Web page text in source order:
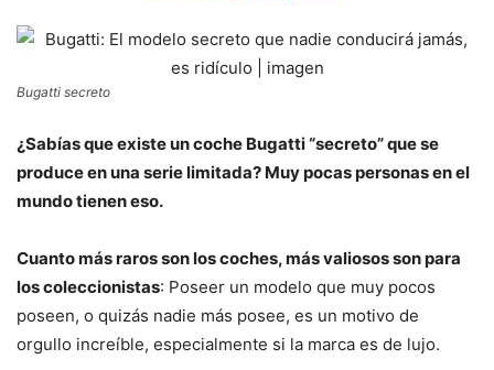
Bugatti secreto
¿Sabías que existe un coche Bugatti “secreto” que se
produce en una serie limitada? Muy pocas personas en el
mundo tienen eso.
Cuanto más raros son los coches, más valiosos son para
los coleccionistas: Poseer un modelo que muy pocos
poseen, o quizás nadie más posee, es un motivo de
orgullo increíble, especialmente si la marca es de lujo.